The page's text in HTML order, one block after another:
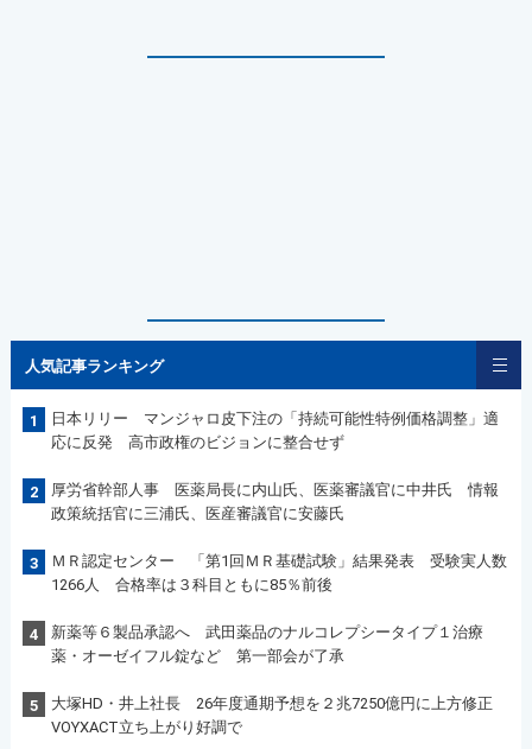
人気記事ランキング
1
日本リリー マンジャロ皮下注の「持続可能性特例価格調整」適
応に反発 高市政権のビジョンに整合せず
2
厚労省幹部人事 医薬局長に内山氏、医薬審議官に中井氏 情報
政策統括官に三浦氏、医産審議官に安藤氏
3
ＭＲ認定センター 「第1回ＭＲ基礎試験」結果発表 受験実人数
1266人 合格率は３科目ともに85％前後
4
新薬等６製品承認へ 武田薬品のナルコレプシータイプ１治療
薬・オーゼイフル錠など 第一部会が了承
5
大塚HD・井上社長 26年度通期予想を２兆7250億円に上方修正
VOYXACT立ち上がり好調で